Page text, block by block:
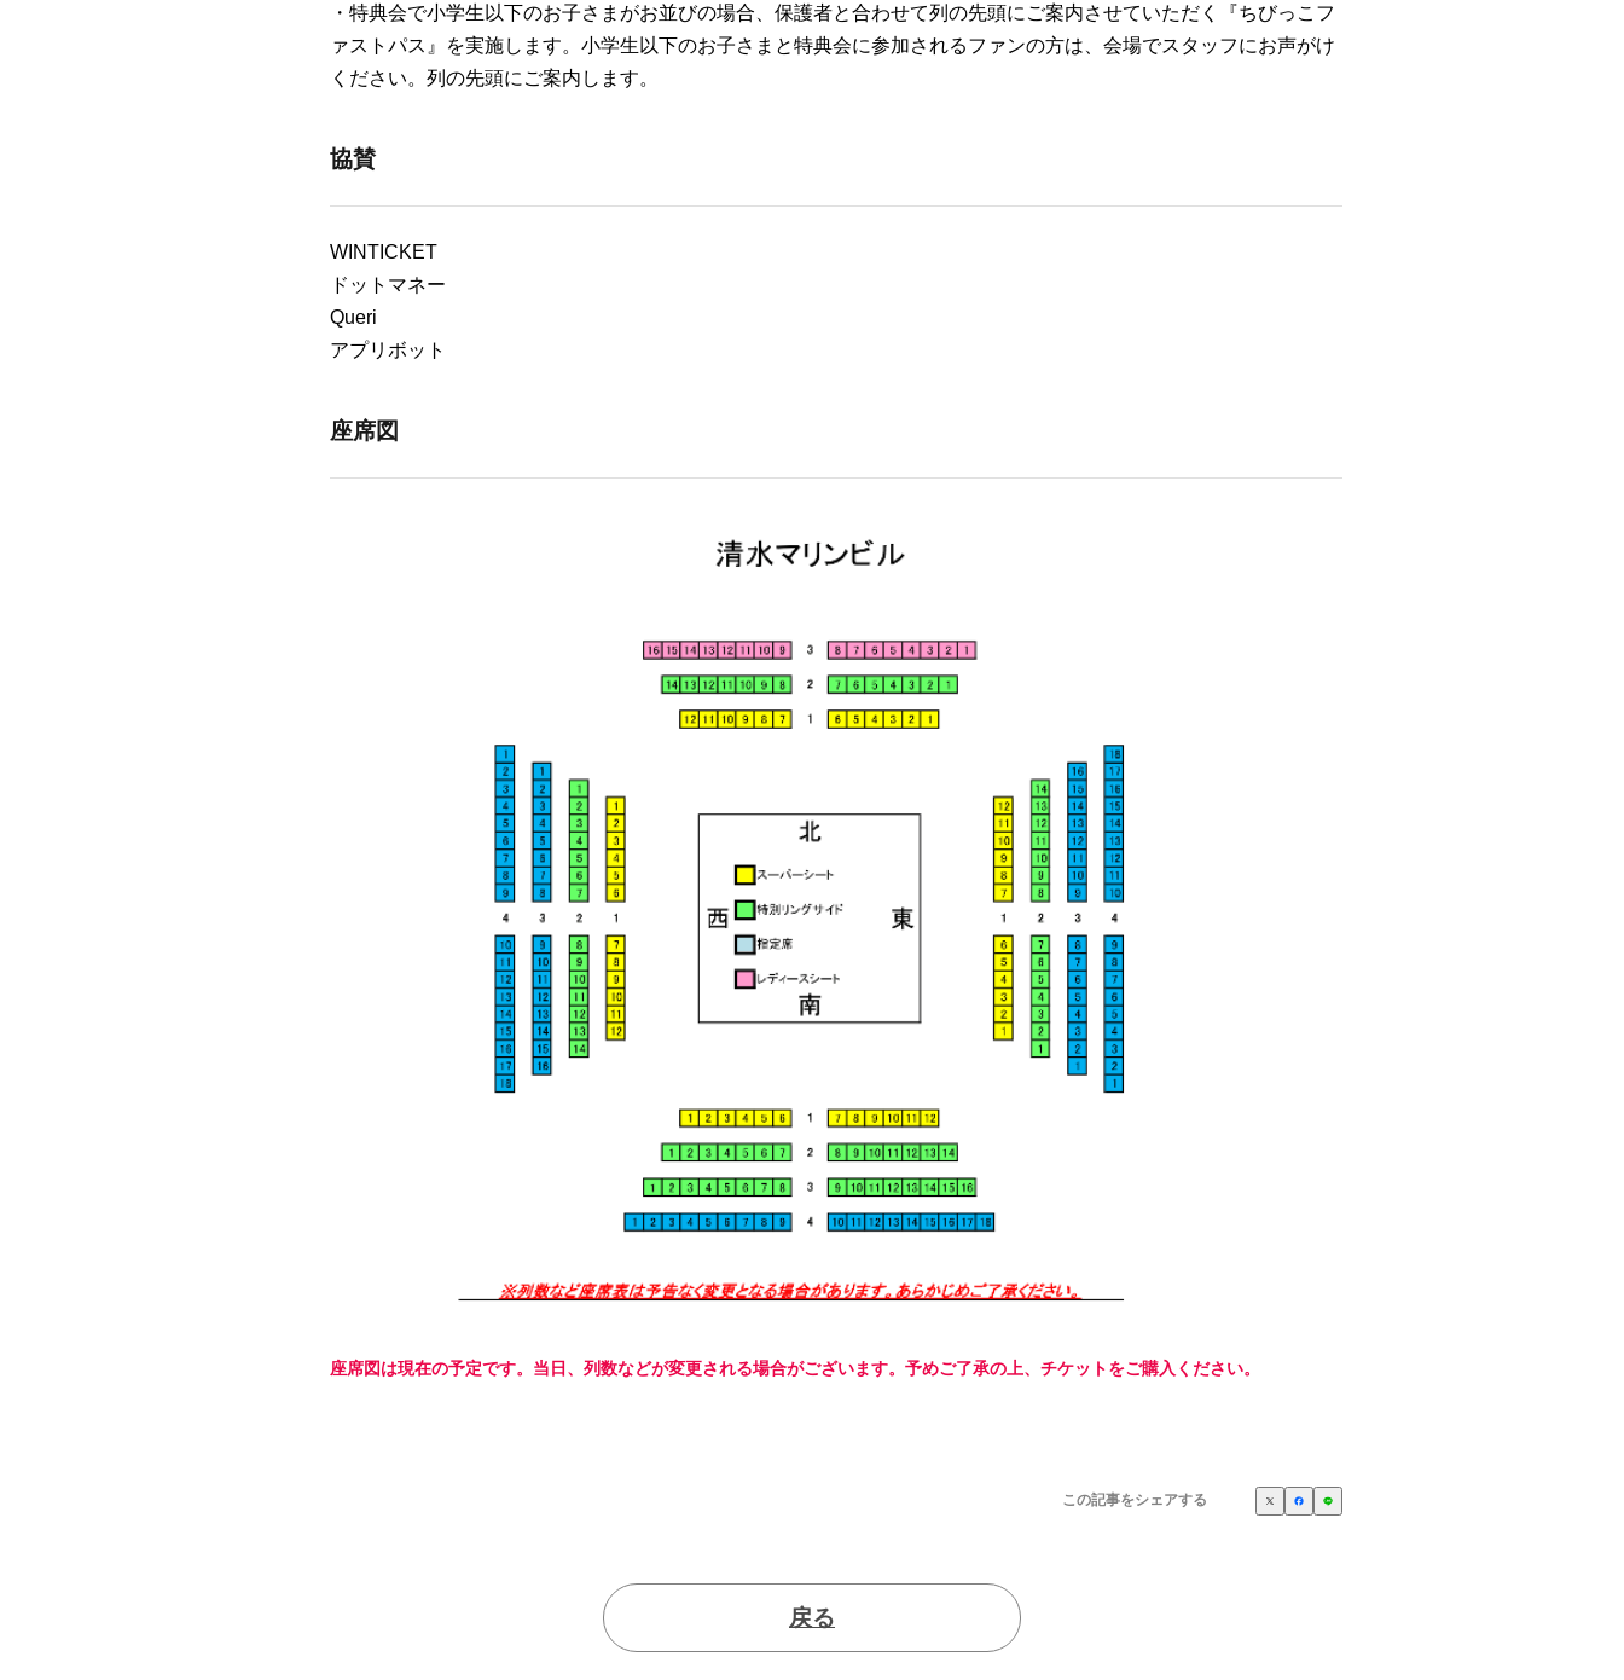
・特典会で小学生以下のお子さまがお並びの場合、保護者と合わせて列の先頭にご案内させていただく『ちびっこフ
ァストパス』を実施します。小学生以下のお子さまと特典会に参加されるファンの方は、会場でスタッフにお声がけ
ください。列の先頭にご案内します。
協賛
WINTICKET
ドットマネー
Queri
アプリボット
座席図
座席図は現在の予定です。当日、列数などが変更される場合がございます。予めご了承の上、チケットをご購入ください。
この記事をシェアする
戻る